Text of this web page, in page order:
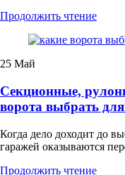
Продолжить чтение
25 Май
Секционные,
ворота выбрать
Когда дело доходит до
гаражей оказываются
Продолжить чтение